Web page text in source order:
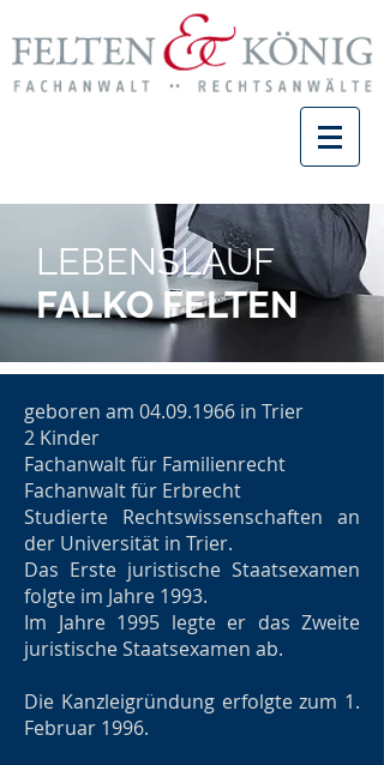
LEBENSLAUF
FALKO FELTEN
geboren am 04.09.1966 in Trier
2 Kinder
Fachanwalt für Familienrecht
Fachanwalt für Erbrecht
Studierte Rechtswissenschaften an
der Universität in Trier.
Das Erste juristische Staatsexamen
folgte im Jahre 1993.
Im Jahre 1995 legte er das Zweite
juristische Staatsexamen ab.
Die Kanzleigründung erfolgte zum 1.
Februar 1996.